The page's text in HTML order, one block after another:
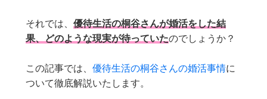
それでは、優待生活の桐谷さんが婚活をした結
果、どのような現実が待っていたのでしょうか？
この記事では、優待生活の桐谷さんの婚活事情に
ついて徹底解説いたします。